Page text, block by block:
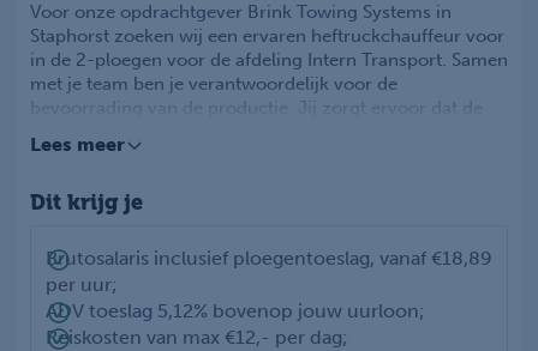
Voor onze opdrachtgever Brink Towing Systems in
Staphorst zoeken wij een ervaren heftruckchauffeur voor
in de 2-ploegen voor de afdeling Intern Transport. Samen
met je team ben je verantwoordelijk voor de
bevoorrading van de productie. Jij zorgt ervoor dat de
bij de productieorder van die dag. Je houdt je bezig met
Je zult o.a. de volgende werkzaamheden uitvoeren:
Het vullen van de bakken met de juiste onderdelen;
Het klaarzetten van de onderdelen voor de productie
bij de juiste afdeling;
Interne transport;
Lees meer
Dit krijg je
Brutosalaris inclusief ploegentoeslag, vanaf €18,89
per uur;
ADV toeslag 5,12% bovenop jouw uurloon;
Reiskosten van max €12,- per dag;